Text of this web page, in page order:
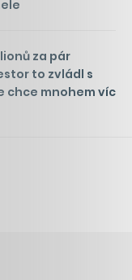
za pár
to zvládl s
chce mnohem víc